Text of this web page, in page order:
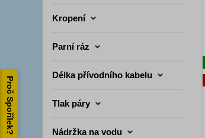
Proč Spořílek?
Kropení
Parní ráz
Délka přívodního kabelu
Tlak páry
Nádržka na vodu